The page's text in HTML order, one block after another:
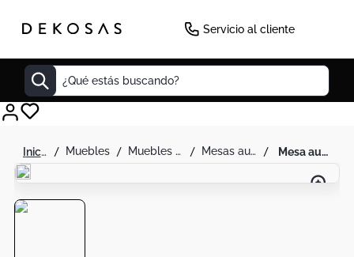
Servicio al cliente
¿Qué estás buscando?
muebles muebles de sala mesas auxiliares mesa auxiliar con cajón pontevedra blanco/negro - colsein
Decoracion